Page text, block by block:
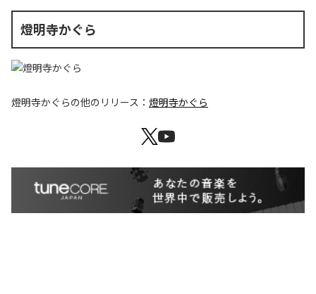
燈明寺かぐら
燈明寺かぐらの他のリリース： 燈明寺かぐら